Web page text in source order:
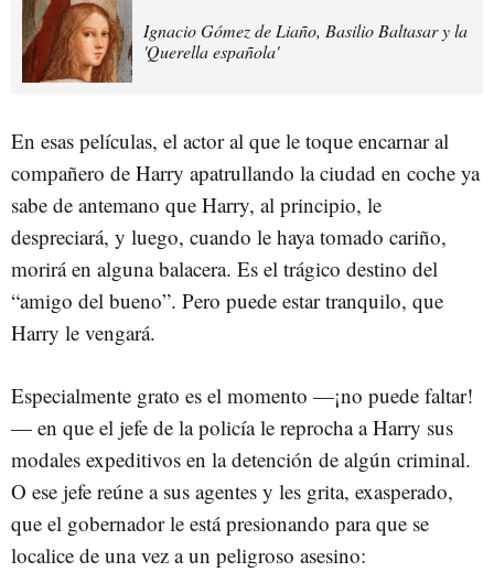
Ignacio Gómez de Liaño, Basilio Baltasar y la
'Querella española'
En esas películas, el actor al que le toque encarnar al
compañero de Harry apatrullando la ciudad en coche ya
sabe de antemano que Harry, al principio, le
despreciará, y luego, cuando le haya tomado cariño,
morirá en alguna balacera. Es el trágico destino del
“amigo del bueno”. Pero puede estar tranquilo, que
Harry le vengará.
Especialmente grato es el momento —¡no puede faltar!
— en que el jefe de la policía le reprocha a Harry sus
modales expeditivos en la detención de algún criminal.
O ese jefe reúne a sus agentes y les grita, exasperado,
que el gobernador le está presionando para que se
localice de una vez a un peligroso asesino: